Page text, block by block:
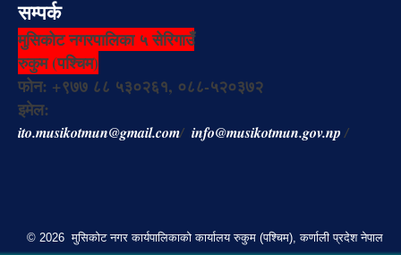
सम्पर्क
मुसिकोट नगरपालिका ५ सेरिगाउँ
रुकुम (पश्चिम)
फोन: +९७७ ८८ ५३०२६१, ०८८-५२०३७२
इमेल:
ito.musikotmun@gmail.com/ info@musikotmun.gov.np/
© 2026 मुसिकोट नगर कार्यपालिकाको कार्यालय रुकुम (पश्चिम), कर्णाली प्रदेश नेपाल